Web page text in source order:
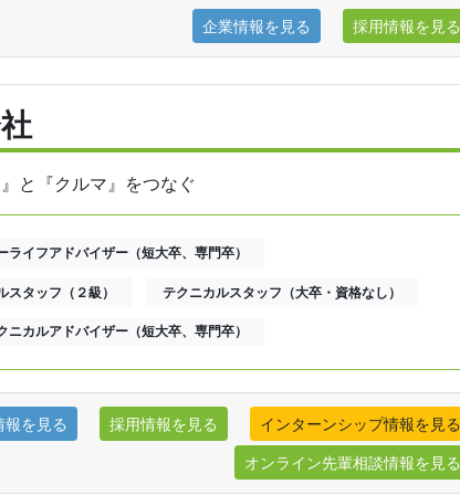
企業情報を見る 採用情報を見る
と『クルマ』をつなぐ
ライフアドバイザー（短大卒、専門卒）
スタッフ（２級） テクニカルスタッフ（大卒・資格なし）
ニカルアドバイザー（短大卒、専門卒）
報を見る 採用情報を見る インターンシップ情報を見る
オンライン先輩相談情報を見る